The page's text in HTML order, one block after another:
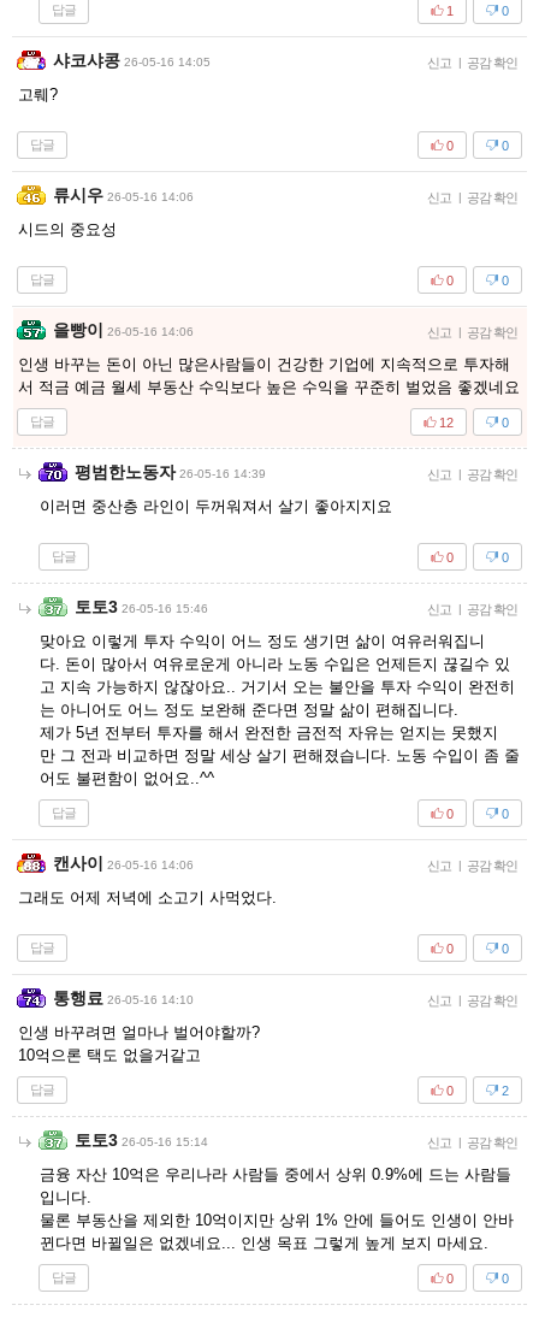
답글 0
1
샤코샤콩 26-05-16 14:05 신고 | 공감 확인
고뤠?
답글 0
0
류시우 26-05-16 14:06 신고 | 공감 확인
시드의 중요성
답글 0
0
을빵이 26-05-16 14:06 신고 | 공감 확인
인생 바꾸는 돈이 아닌 많은사람들이 건강한 기업에 지속적으로 투자해
서 적금 예금 월세 부동산 수익보다 높은 수익을 꾸준히 벌었음 좋겠네요
답글 0
12
평범한노동자 26-05-16 14:39 신고 | 공감 확인
이러면 중산층 라인이 두꺼워져서 살기 좋아지지요
답글 0
0
토토3 26-05-16 15:46 신고 | 공감 확인
맞아요 이렇게 투자 수익이 어느 정도 생기면 삶이 여유러워집니
다. 돈이 많아서 여유로운게 아니라 노동 수입은 언제든지 끊길수 있
고 지속 가능하지 않잖아요.. 거기서 오는 불안을 투자 수익이 완전히
는 아니어도 어느 정도 보완해 준다면 정말 삶이 편해집니다.
제가 5년 전부터 투자를 해서 완전한 금전적 자유는 얻지는 못했지
만 그 전과 비교하면 정말 세상 살기 편해졌습니다. 노동 수입이 좀 줄
어도 불편함이 없어요..^^
답글 0
0
캔사이 26-05-16 14:06 신고 | 공감 확인
그래도 어제 저녁에 소고기 사먹었다.
답글 0
0
통행료 26-05-16 14:10 신고 | 공감 확인
인생 바꾸려면 얼마나 벌어야할까?
10억으론 택도 없을거같고
답글 2
0
토토3 26-05-16 15:14 신고 | 공감 확인
금융 자산 10억은 우리나라 사람들 중에서 상위 0.9%에 드는 사람들
입니다.
물론 부동산을 제외한 10억이지만 상위 1% 안에 들어도 인생이 안바
뀐다면 바뀔일은 없겠네요... 인생 목표 그렇게 높게 보지 마세요.
답글 0
0